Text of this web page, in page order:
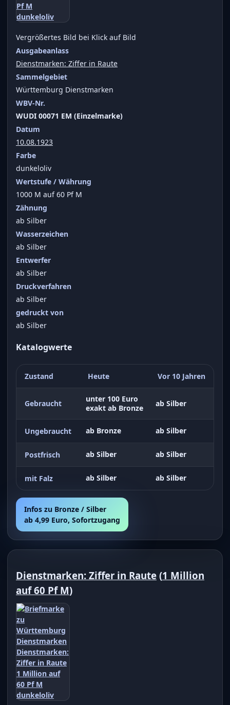
Vergrößertes Bild bei Klick auf Bild
Ausgabeanlass
Dienstmarken: Ziffer in Raute
Sammelgebiet
Württemburg Dienstmarken
WBV-Nr.
WUDI 00071 EM (Einzelmarke)
Datum
10.08.1923
Farbe
dunkeloliv
Wertstufe / Währung
1000 M auf 60 Pf M
Zähnung
ab Silber
Wasserzeichen
ab Silber
Entwerfer
ab Silber
Druckverfahren
ab Silber
gedruckt von
ab Silber
Katalogwerte
Zustand Heute Vor 10 Jahren
Gebraucht
unter 100 Euro
exakt ab Bronze
ab Silber
Ungebraucht ab Bronze ab Silber
Postfrisch ab Silber ab Silber
mit Falz ab Silber ab Silber
Infos zu Bronze / Silber
ab 4,99 Euro, Sofortzugang
Dienstmarken: Ziffer in Raute (1 Million
auf 60 Pf M)